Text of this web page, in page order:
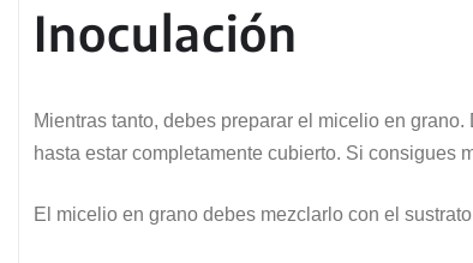
Inoculación
Mientras tanto, debes preparar el micelio en
hasta estar completamente cubierto. Si consigues
El micelio en grano debes mezclarlo con el